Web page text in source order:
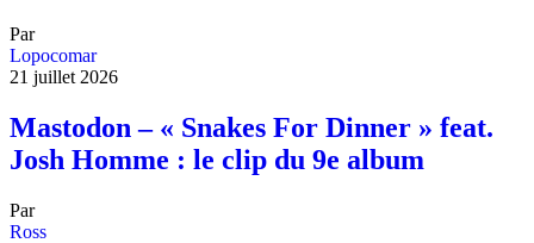
Par
Lopocomar
21 juillet 2026
Mastodon – « Snakes For Dinner » feat.
Josh Homme : le clip du 9e album
Par
Ross